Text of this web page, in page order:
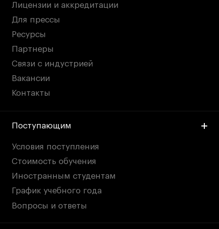
Лицензии и аккредитации
Для прессы
Ресурсы
Партнеры
Связи с индустрией
Вакансии
Контакты
Поступающим
Условия поступления
Стоимость обучения
Иностранным студентам
График учебного года
Вопросы и ответы